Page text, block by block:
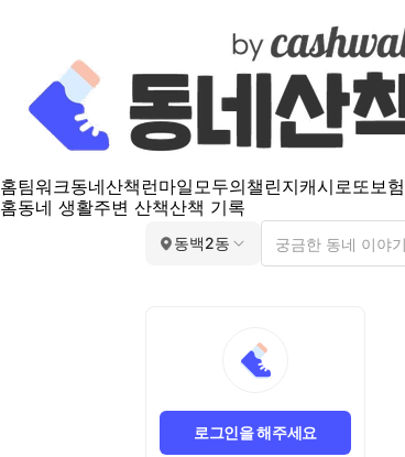
홈팀워크동네산책 런마일모두의챌린지캐시로또보험
홈동네 생활주변 산책산책 기록
동백2동
로그인을 해주세요